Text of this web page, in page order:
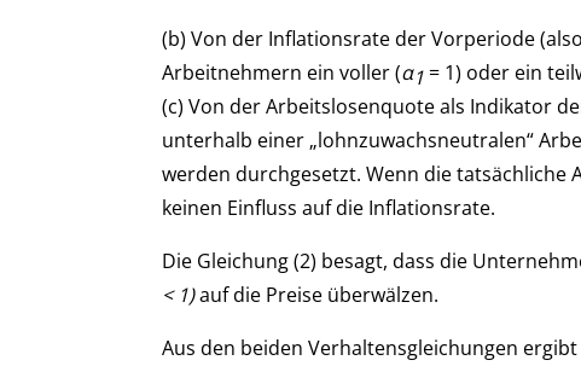
(b) Von der Inflationsrate der Vorperiode
Arbeitnehmern ein voller (α1= 1) oder ein
(c) Von der Arbeitslosenquote als Indikator
unterhalb einer „lohnzuwachsneutralen“
werden durchgesetzt. Wenn die tatsächliche
keinen Einfluss auf die Inflationsrate.
Die Gleichung (2) besagt, dass die
< 1)auf die Preise überwälzen.
Aus den beiden Verhaltensgleichungen